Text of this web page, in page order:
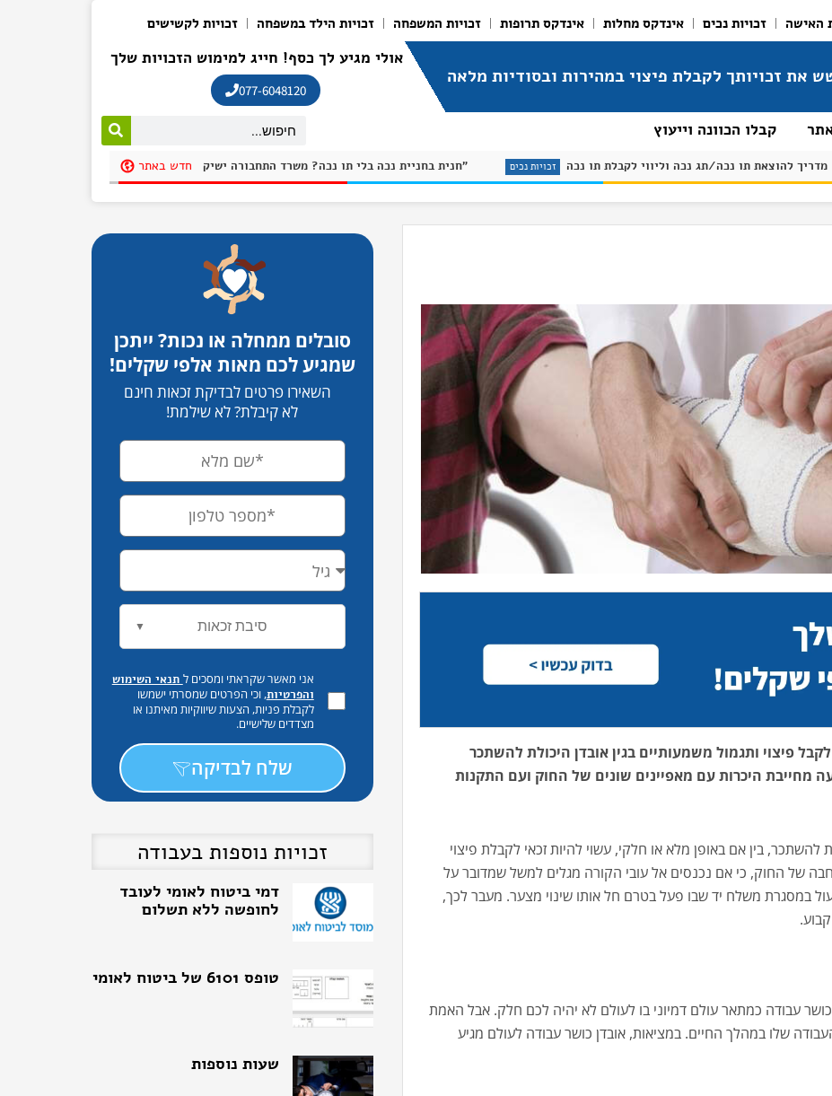
האישה זכויות נכים אינדקס מחלות אינדקס תרופות זכויות המשפחה זכויות הילד במשפחה זכויות לקשישים
את זכויותך לקבלת פיצוי במהירות ובסודיות מלאה
אולי מגיע לך כסף! חייג למימוש הזכויות שלך
077-6048120
קבלו הכוונה וייעוץ
חדש באתר חנית בחניית נכה בלי תו נכה? משרד התחבורה ישיק אפליקציה שתקשה על חונים שלא כדין להתחמק בשם: "חניתי" זכויות נכים מדריך להוצאת תו נכה/תג נכה וליווי לקבלת תו נכה אינדקס מחלות
פיצוי ותגמול משמעותיים בגין אובדן היכולת להשתכר
מחייבת היכרות עם מאפיינים שונים של החוק ועם התקנות
בין אם באופן מלא או חלקי, עשוי להיות זכאי לקבלת פיצוי
של החוק, כי אם נכנסים אל עובי הקורה מגלים למשל שמדובר על
במסגרת משלח יד שבו פעל בטרם חל אותו שינוי מצער. מעבר לכך,
כושר עבודה כמתאר עולם דמיוני בו לעולם לא יהיה לכם חלק. אבל האמת
שלו במהלך החיים. במציאות, אובדן כושר עבודה לעולם מגיע
סובלים ממחלה או נכות? ייתכן
שמגיע לכם מאות אלפי שקלים!
השאירו פרטים לבדיקת זכאות חינם
לא קיבלת? לא שילמת!
סיבת זכאות ▼
אני מאשר שקראתי ומסכים ל תנאי השימוש
והפרטיות, וכי הפרטים שמסרתי ישמשו
לקבלת פניות, הצעות שיווקיות מאיתנו או
מצדדים שלישיים.
שלח לבדיקה
זכויות נוספות בעבודה
טופס 6101 של ביטוח לאומי
שעות נוספות
10 טיפים לשמירה מיטבית